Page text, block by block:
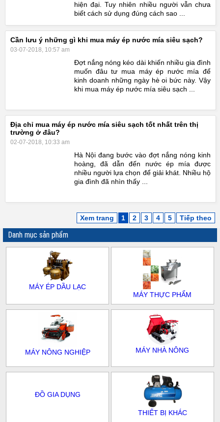
hiện đại. Tuy nhiên nhiều người vẫn chưa
biết cách sử dụng đúng cách sao ...
Cần lưu ý những gì khi mua máy ép nước mía siêu sạch?
03-07-2018, 10:57 am
Đợt nắng nóng kéo dài khiến nhiều gia đình
muốn đâu tư mua máy ép nước mía để
kinh doanh những ngày hè oi bức này. Vậy
khi mua máy ép nước mía siêu sạch ...
Địa chỉ mua máy ép nước mía siêu sạch tốt nhất trên thị
trường ở đâu?
02-07-2018, 10:33 am
Hà Nội đang bước vào đợt nắng nóng kinh
hoàng, đã dẫn đến nước ép mía được
nhiều người lựa chọn để giải khát. Nhiều hộ
gia đình đã nhìn thấy ...
Xem trang 1 2 3 4 5 Tiếp theo
Danh mục sản phẩm
MÁY ÉP DẦU LẠC
MÁY THỰC PHẨM
MÁY NÔNG NGHIỆP MÁY NHÀ NÔNG
ĐỒ GIA DỤNG
THIẾT BỊ KHÁC